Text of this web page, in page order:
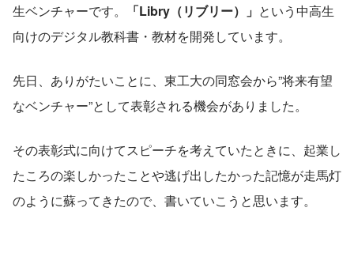
生ベンチャーです。
「Libry（リブリー）」 という中高生
向けのデジタル教科書・教材を開発しています。
先日、ありがたいことに、東工大の同窓会から”将来有望
なベンチャー”として表彰される機会がありました。
その表彰式に向けてスピーチを考えていたときに、起業し
たころの楽しかったことや逃げ出したかった記憶が走馬灯
のように蘇ってきたので、書いていこうと思います。